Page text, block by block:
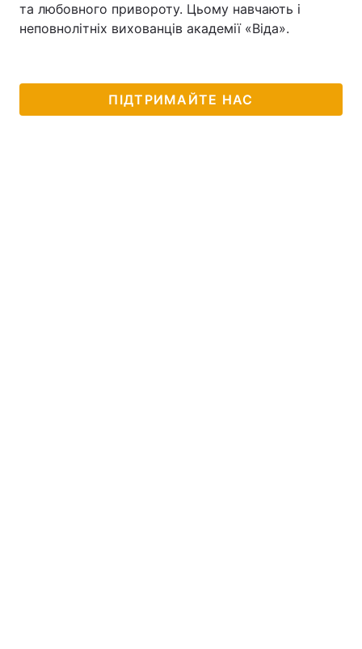
Послуги
та любовного привороту. Цьому навчають і
неповнолітніх вихованців академії «Віда».
ПІДТРИМАЙТЕ НАС